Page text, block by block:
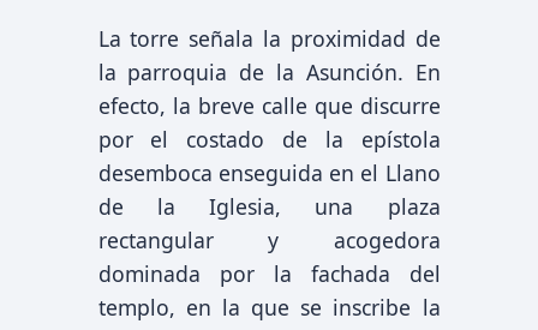
La torre señala la proximidad de
la parroquia de la Asunción. En
efecto, la breve calle que discurre
por el costado de la epístola
desemboca enseguida en el Llano
de la Iglesia, una plaza
rectangular y acogedora
dominada por la fachada del
templo, en la que se inscribe la